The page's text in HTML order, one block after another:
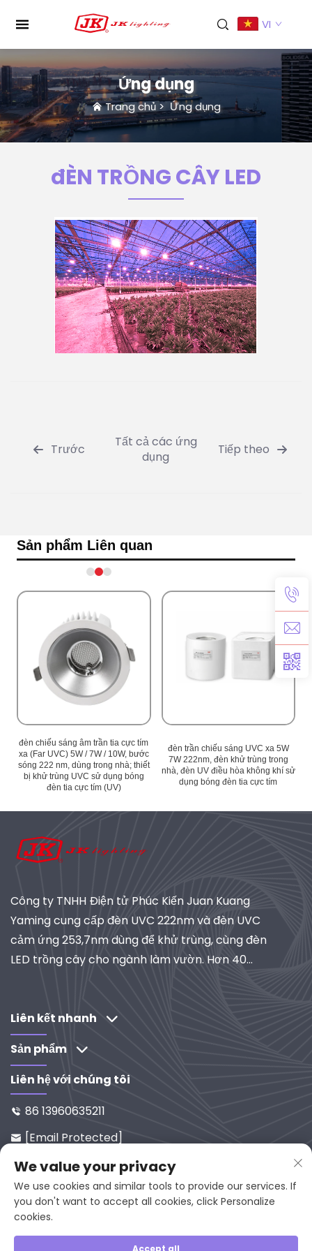
VI
Ứng dụng
Trang chủ>Ứng dụng
đÈN TRỒNG CÂY LED
Trước
Tất cả các ứng
dụng
Tiếp theo
Sản phẩm Liên quan
đèn chiếu sáng âm trần tia cực tím
xa (Far UVC) 5W / 7W / 10W, bước
sóng 222 nm, dùng trong nhà; thiết
bị khử trùng UVC sử dụng bóng
đèn tia cực tím (UV)
đèn trần chiếu sáng UVC xa 5W
7W 222nm, đèn khử trùng trong
nhà, đèn UV điều hòa không khí sử
dụng bóng đèn tia cực tím
Công ty TNHH Điện tử Phúc Kiến Juan Kuang
Yaming cung cấp đèn UVC 222nm và đèn UVC
cảm ứng 253,7nm dùng để khử trùng, cùng đèn
LED trồng cây cho ngành làm vườn. Hơn 40
công nghiệp. Khám phá các giải pháp do R&D
thúc đẩy của chúng tôi.
Liên kết nhanh
Sản phẩm
Liên hệ với chúng tôi
 86 13960635211
 [email Protected]

Số 65-9, Đường Xixi, Yanping, Ph
Úc Kiến, 353001, Trung Quốc
Bản quyền © 2025 bởi Fujian Juan Kuang Yaming
We value your privacy
We use cookies and similar tools to provide our services. If
you don't want to accept all cookies, click Personalize
cookies.
Accept all